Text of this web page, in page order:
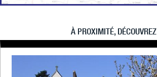
À PROXIMITÉ, DÉCOUVREZ